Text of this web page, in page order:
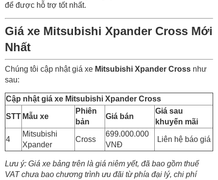
để được hỗ trợ tốt nhất.
Giá xe Mitsubishi Xpander Cross Mới
Nhất
Chúng tôi cập nhật giá xe Mitsubishi Xpander Cross như
sau:
Cập nhật giá xe Mitsubishi Xpander Cross
STT Mẫu xe
Phiên
bản
Giá bán
Giá sau
khuyến mãi
4
Mitsubishi
Xpander
Cross
699.000.000
VNĐ
Liên hệ báo giá
Lưu ý: Giá xe bảng trên là giá niêm yết, đã bao gồm thuế
VAT chưa bao chương trình ưu đãi từ phía đại lý, chi phí